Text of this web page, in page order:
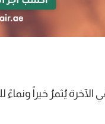
يُثمرُ خيراً ونماءً